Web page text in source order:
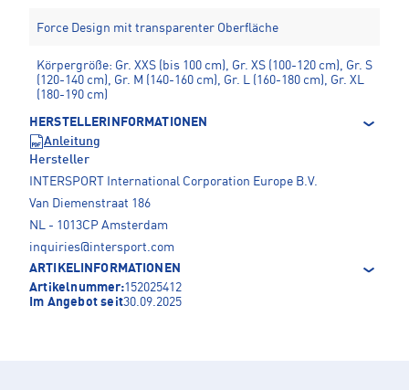
Force Design mit transparenter Oberfläche
Körpergröße: Gr. XXS (bis 100 cm), Gr. XS (100-120 cm), Gr. S
(120-140 cm), Gr. M (140-160 cm), Gr. L (160-180 cm), Gr. XL
(180-190 cm)
HERSTELLERINFORMATIONEN
Anleitung
Hersteller
INTERSPORT International Corporation Europe B.V.
Van Diemenstraat 186
NL - 1013CP Amsterdam
inquiries@intersport.com
ARTIKELINFORMATIONEN
Artikelnummer:152025412
Im Angebot seit30.09.2025